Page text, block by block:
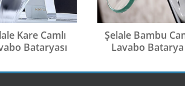
Kare Camlı
Bataryası
Şelale Bambu
Lavabo Batarya